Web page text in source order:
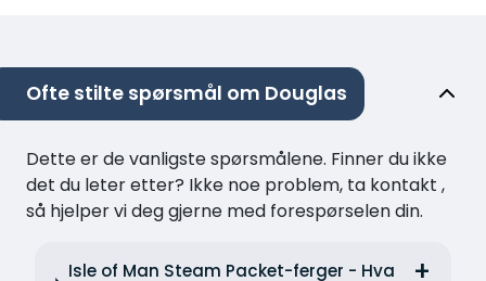
Ofte stilte spørsmål om Douglas
Dette er de vanligste spørsmålene. Finner du ikke
det du leter etter? Ikke noe problem, ta kontakt ,
så hjelper vi deg gjerne med forespørselen din.
Isle of Man Steam Packet-ferger - Hva